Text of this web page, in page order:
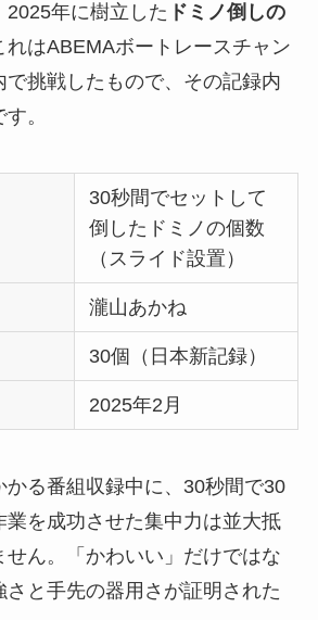
年に樹立した ドミノ倒しの
れはABEMAボートレースチャン
で挑戦したもので、その記録内
。
30秒間でセットして
倒したドミノの個数
（スライド設置）
瀧山あかね
30個（日本新記録）
2025年2月
かる番組収録中に、30秒間で30
業を成功させた集中力は並大抵
せん。「かわいい」だけではな
さと手先の器用さが証明された